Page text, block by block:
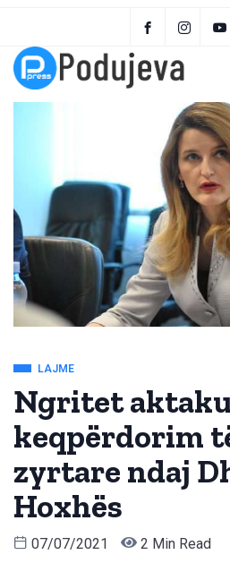
LAJME
Ngritet
keqpërdorim
zyrtare ndaj
Hoxhës
07/07/2021 2 Min Read